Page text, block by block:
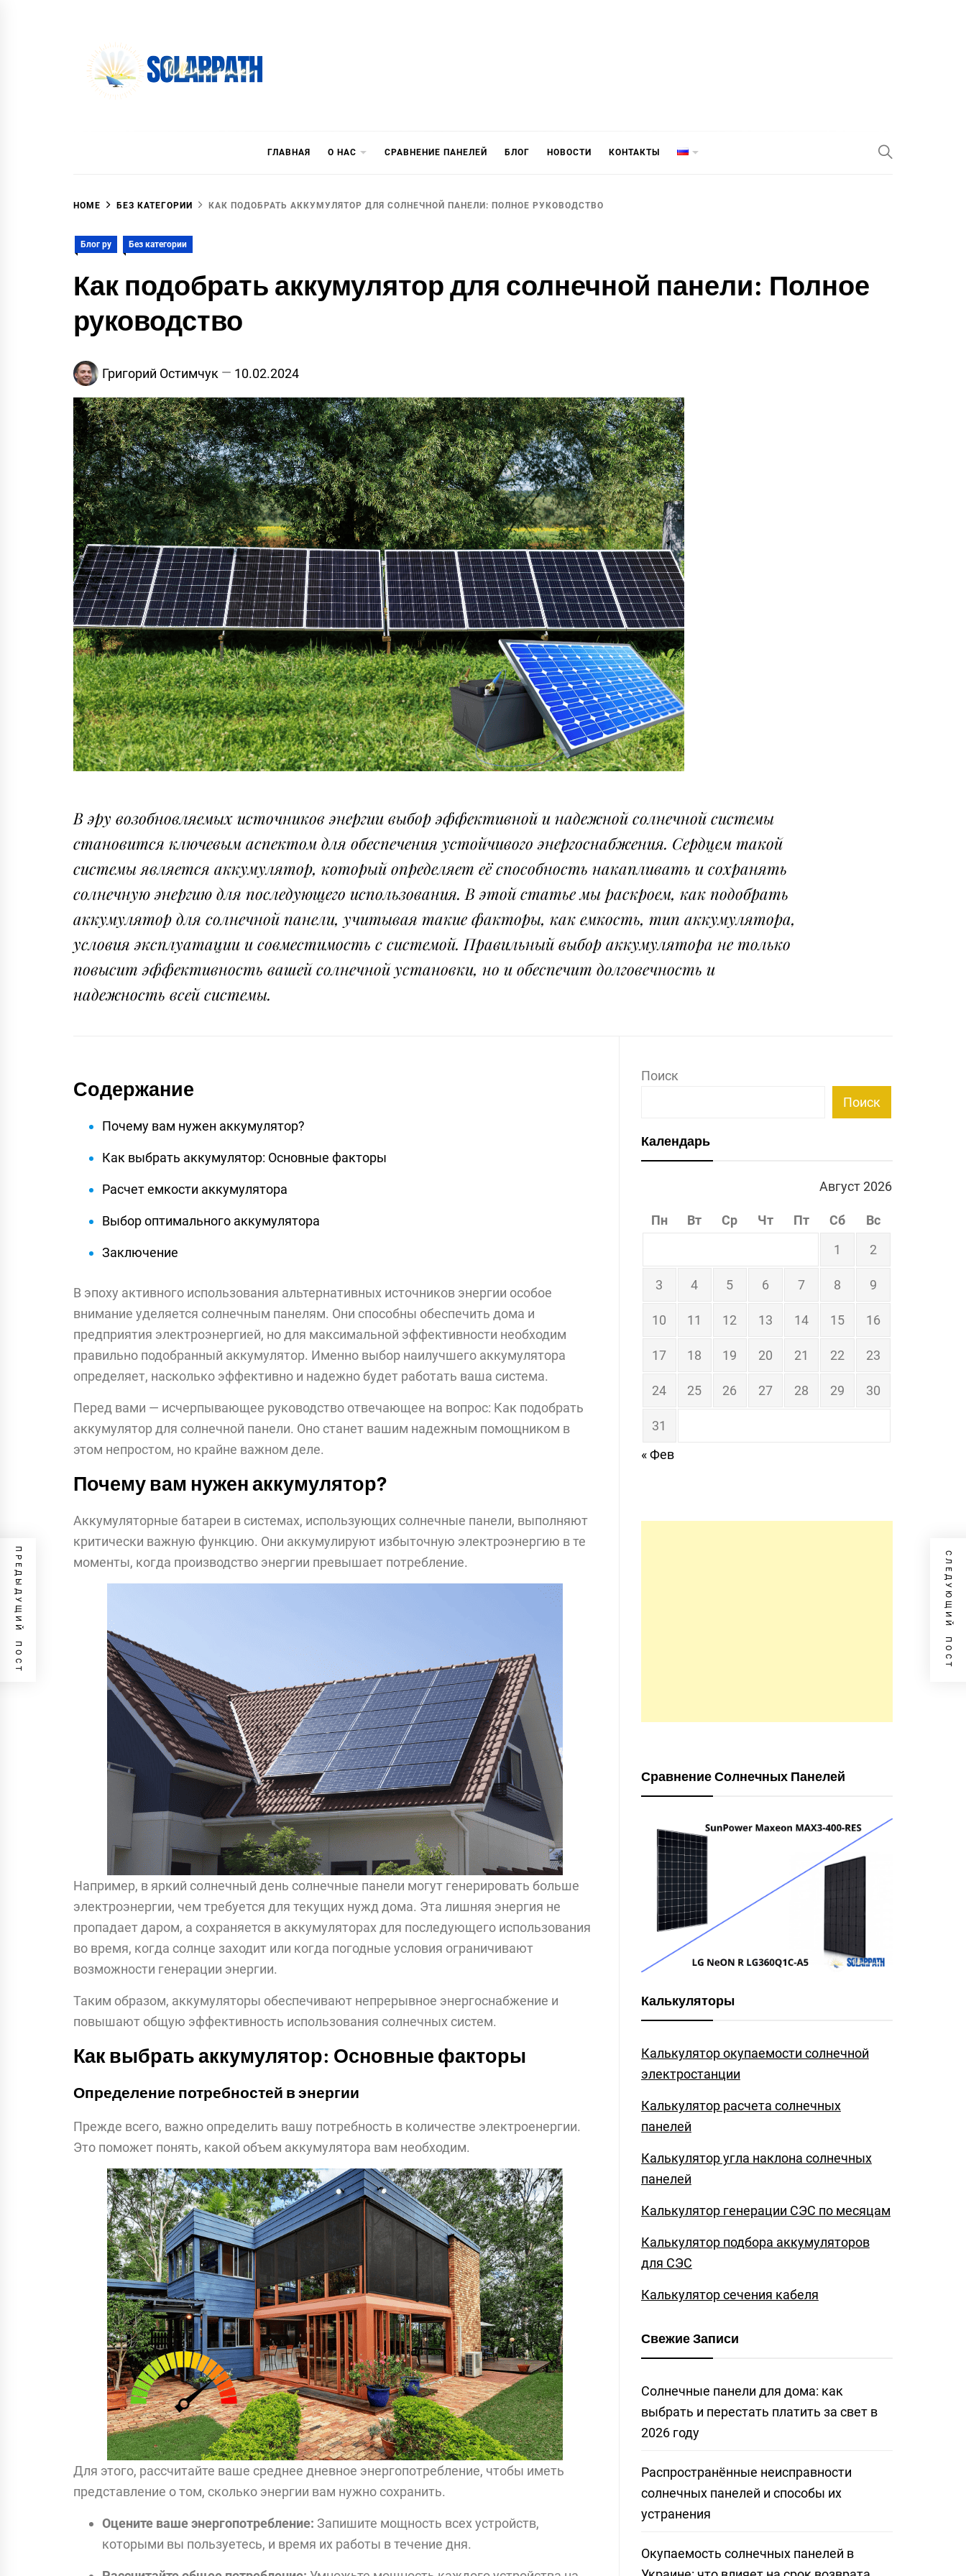
ГЛАВНАЯ О НАС СРАВНЕНИЕ ПАНЕЛЕЙ БЛОГ НОВОСТИ КОНТАКТЫ
HOME БЕЗ КАТЕГОРИИ КАК ПОДОБРАТЬ АККУМУЛЯТОР ДЛЯ СОЛНЕЧНОЙ ПАНЕЛИ: ПОЛНОЕ РУКОВОДСТВО
Блог ру Без категории
Как подобрать аккумулятор для солнечной панели: Полное
руководство
Григорий Остимчук 10.02.2024
В эру возобновляемых источников энергии выбор эффективной и надежной солнечной системы
становится ключевым аспектом для обеспечения устойчивого энергоснабжения. Сердцем такой
системы является аккумулятор, который определяет её способность накапливать и сохранять
солнечную энергию для последующего использования. В этой статье мы раскроем, как подобрать
аккумулятор для солнечной панели, учитывая такие факторы, как емкость, тип аккумулятора,
условия эксплуатации и совместимость с системой. Правильный выбор аккумулятора не только
повысит эффективность вашей солнечной установки, но и обеспечит долговечность и
надежность всей системы.
Содержание
Почему вам нужен аккумулятор?
Как выбрать аккумулятор: Основные факторы
Расчет емкости аккумулятора
Выбор оптимального аккумулятора
Заключение
В эпоху активного использования альтернативных источников энергии особое
внимание уделяется солнечным панелям. Они способны обеспечить дома и
предприятия электроэнергией, но для максимальной эффективности необходим
правильно подобранный аккумулятор. Именно выбор наилучшего аккумулятора
определяет, насколько эффективно и надежно будет работать ваша система.
Перед вами — исчерпывающее руководство отвечающее на вопрос: Как подобрать
аккумулятор для солнечной панели. Оно станет вашим надежным помощником в
этом непростом, но крайне важном деле.
Почему вам нужен аккумулятор?
Аккумуляторные батареи в системах, использующих солнечные панели, выполняют
критически важную функцию. Они аккумулируют избыточную электроэнергию в те
моменты, когда производство энергии превышает потребление.
Например, в яркий солнечный день солнечные панели могут генерировать больше
электроэнергии, чем требуется для текущих нужд дома. Эта лишняя энергия не
пропадает даром, а сохраняется в аккумуляторах для последующего использования
во время, когда солнце заходит или когда погодные условия ограничивают
возможности генерации энергии.
Таким образом, аккумуляторы обеспечивают непрерывное энергоснабжение и
повышают общую эффективность использования солнечных систем.
Как выбрать аккумулятор: Основные факторы
Определение потребностей в энергии
Прежде всего, важно определить вашу потребность в количестве электроенергии.
Это поможет понять, какой объем аккумулятора вам необходим.
Для этого, рассчитайте ваше среднее дневное энергопотребление, чтобы иметь
представление о том, сколько энергии вам нужно сохранить.
Оцените ваше энергопотребление: Запишите мощность всех устройств,
которыми вы пользуетесь, и время их работы в течение дня.
ПРЕДЫДУЩИЙ ПОСТ СЛЕДУЮЩИЙ ПОСТ
Поиск
Поиск
Календарь
Август 2026
Пн Вт Ср Чт Пт Сб
Вс
1
2
3 4 5 6 7 8 9
10 11 12 13 14 15 16
17 18 19 20 21 22 23
24 25 26 27 28 29 30
31
« Фев
Сравнение Солнечных Панелей
Калькуляторы
Калькулятор окупаемости солнечной
электростанции
Калькулятор расчета солнечных
панелей
Калькулятор угла наклона солнечных
панелей
Калькулятор генерации СЭС по месяцам
Калькулятор подбора аккумуляторов
для СЭС
Калькулятор сечения кабеля
Свежие Записи
Солнечные панели для дома: как
выбрать и перестать платить за свет в
2026 году
Распространённые неисправности
солнечных панелей и способы их
устранения
Окупаемость солнечных панелей в